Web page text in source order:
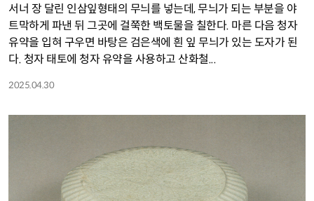
서너 장 달린 인삼잎형태의 무늬를 넣는데, 무늬가 되는 부분을 야
트막하게 파낸 뒤 그곳에 걸쭉한 백토물을 칠한다. 마른 다음 청자
유약을 입혀 구우면 바탕은 검은색에 흰 잎 무늬가 있는 도자가 된
다. 청자 태토에 청자 유약을 사용하고 산화철...
2025.04.30